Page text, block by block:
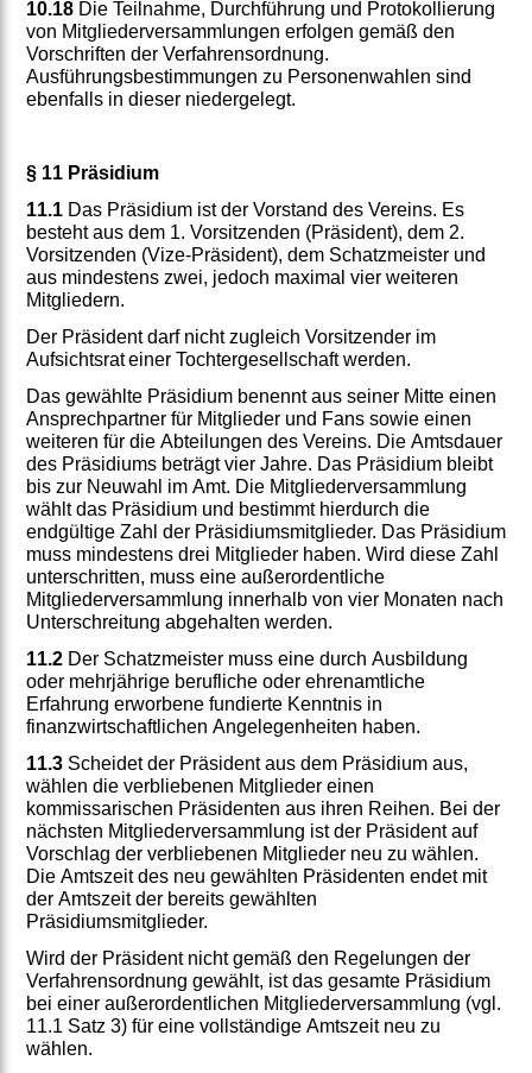
10.18 Die Teilnahme, Durchführung und Protokollierung
von Mitgliederversammlungen erfolgen gemäß den
Vorschriften der Verfahrensordnung.
Ausführungsbestimmungen zu Personenwahlen sind
ebenfalls in dieser niedergelegt.
§ 11 Präsidium
11.1 Das Präsidium ist der Vorstand des Vereins. Es
besteht aus dem 1. Vorsitzenden (Präsident), dem 2.
Vorsitzenden (Vize-Präsident), dem Schatzmeister und
aus mindestens zwei, jedoch maximal vier weiteren
Mitgliedern.
Der Präsident darf nicht zugleich Vorsitzender im
Aufsichtsrat einer Tochtergesellschaft werden.
Das gewählte Präsidium benennt aus seiner Mitte einen
Ansprechpartner für Mitglieder und Fans sowie einen
weiteren für die Abteilungen des Vereins. Die Amtsdauer
des Präsidiums beträgt vier Jahre. Das Präsidium bleibt
bis zur Neuwahl im Amt. Die Mitgliederversammlung
wählt das Präsidium und bestimmt hierdurch die
endgültige Zahl der Präsidiumsmitglieder. Das Präsidium
muss mindestens drei Mitglieder haben. Wird diese Zahl
unterschritten, muss eine außerordentliche
Mitgliederversammlung innerhalb von vier Monaten nach
Unterschreitung abgehalten werden.
11.2 Der Schatzmeister muss eine durch Ausbildung
oder mehrjährige berufliche oder ehrenamtliche
Erfahrung erworbene fundierte Kenntnis in
finanzwirtschaftlichen Angelegenheiten haben.
11.3 Scheidet der Präsident aus dem Präsidium aus,
wählen die verbliebenen Mitglieder einen
kommissarischen Präsidenten aus ihren Reihen. Bei der
nächsten Mitgliederversammlung ist der Präsident auf
Vorschlag der verbliebenen Mitglieder neu zu wählen.
Die Amtszeit des neu gewählten Präsidenten endet mit
der Amtszeit der bereits gewählten
Präsidiumsmitglieder.
Wird der Präsident nicht gemäß den Regelungen der
Verfahrensordnung gewählt, ist das gesamte Präsidium
bei einer außerordentlichen Mitgliederversammlung (vgl.
11.1 Satz 3) für eine vollständige Amtszeit neu zu
wählen.